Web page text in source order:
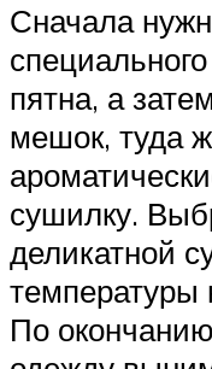
Сначала
пятна, а
мешок, туда
сушилку.
деликатной
температуры
По